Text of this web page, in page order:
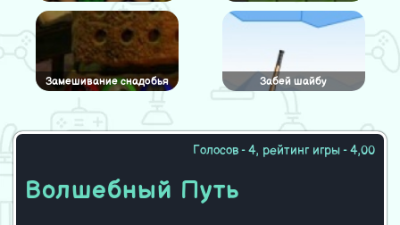
Замешивание снадобья Забей шайбу
Голосов - 4, рейтинг игры - 4,00
Волшебный Путь